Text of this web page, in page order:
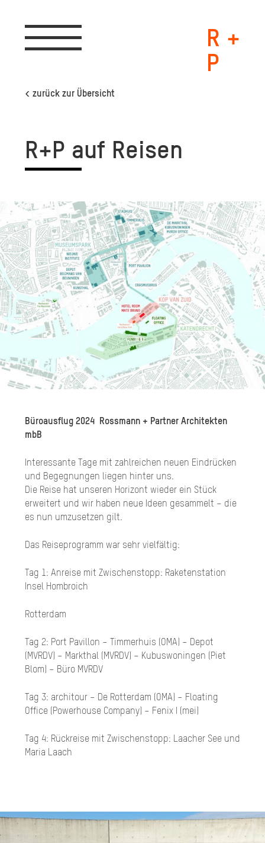
R +
P
Toggle
navigation
< zurück zur Übersicht
R+P auf Rei­sen
Büroausflug 2024 Rossmann + Partner Architekten
mbB
Interessante Tage mit zahlreichen neuen Eindrücken
und Begegnungen liegen hinter uns.
Die Reise hat unseren Horizont wieder ein Stück
erweitert und wir haben neue Ideen gesammelt – die
es nun umzusetzen gilt.
Das Reiseprogramm war sehr vielfältig:
Tag 1: Anreise mit Zwischenstopp: Raketenstation
Insel Hombroich
Rotterdam
Tag 2: Port Pavillon – Timmerhuis (OMA) – Depot
(MVRDV) – Markthal (MVRDV) – Kubuswoningen (Piet
Blom) – Büro MVRDV
Tag 3: architour – De Rotterdam (OMA) – Floating
Office (Powerhouse Company) – Fenix I (mei)
Tag 4: Rückreise mit Zwischenstopp: Laacher See und
Maria Laach